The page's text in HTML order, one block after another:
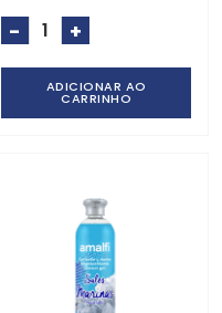
- +
ADICIONAR AO
CARRINHO